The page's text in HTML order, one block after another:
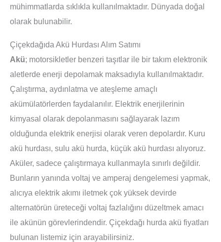
mühimmatlarda sıklıkla kullanılmaktadır. Dünyada doğal
olarak bulunabilir.
Çiçekdağıda Akü Hurdası Alım Satımı
Akü; motorsikletler benzeri taşıtlar ile bir takım elektronik
aletlerde enerji depolamak maksadıyla kullanılmaktadır.
Çalıştırma, aydınlatma ve ateşleme amaçlı
akümülatörlerden faydalanılır. Elektrik enerjilerinin
kimyasal olarak depolanmasını sağlayarak lazım
olduğunda elektrik enerjisi olarak veren depolardır. Kuru
akü hurdası, sulu akü hurda, küçük akü hurdası alıyoruz.
Aküler, sadece çalıştırmaya kullanmayla sınırlı değildir.
Bunların yanında voltaj ve amperaj dengelemesi yapmak,
alıcıya elektrik akımı iletmek çok yüksek devirde
alternatörün üreteceği voltaj fazlalığını düzeltmek amacı
ile akünün görevlerindendir. Çiçekdağı hurda akü fiyatları
bulunan listemiz için arayabilirsiniz.